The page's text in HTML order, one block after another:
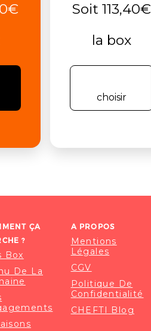
Soit 113,40€
la box
choisir
ÇA
?
Box
De La
A PROPOS
Mentions
Légales
CGV
Politique De
Confidentialité
CHEFTI Blog